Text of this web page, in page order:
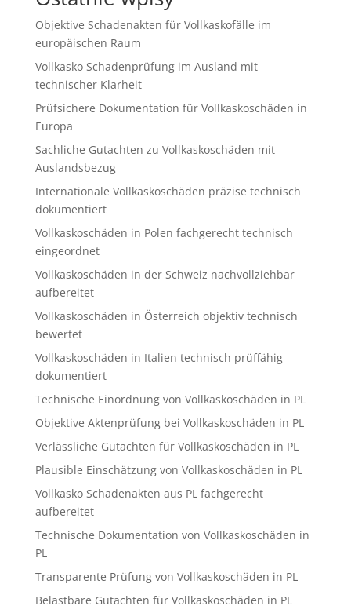
Objektive Schadenakten für Vollkaskofälle im
europäischen Raum
Vollkasko Schadenprüfung im Ausland mit
technischer Klarheit
Prüfsichere Dokumentation für Vollkaskoschäden in
Europa
Sachliche Gutachten zu Vollkaskoschäden mit
Auslandsbezug
Internationale Vollkaskoschäden präzise technisch
dokumentiert
Vollkaskoschäden in Polen fachgerecht technisch
eingeordnet
Vollkaskoschäden in der Schweiz nachvollziehbar
aufbereitet
Vollkaskoschäden in Österreich objektiv technisch
bewertet
Vollkaskoschäden in Italien technisch prüffähig
dokumentiert
Technische Einordnung von Vollkaskoschäden in PL
Objektive Aktenprüfung bei Vollkaskoschäden in PL
Verlässliche Gutachten für Vollkaskoschäden in PL
Plausible Einschätzung von Vollkaskoschäden in PL
Vollkasko Schadenakten aus PL fachgerecht
aufbereitet
Technische Dokumentation von Vollkaskoschäden in
PL
Transparente Prüfung von Vollkaskoschäden in PL
Belastbare Gutachten für Vollkaskoschäden in PL